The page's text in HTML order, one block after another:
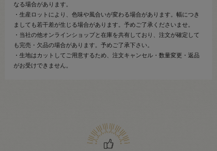
なる場合があります。
・生産ロットにより、色味や風合いが変わる場合があります。幅につき
ましても若干差が生じる場合があります。予めご了承くださいませ。
・当社の他オンラインショップと在庫を共有しており、注文が確定して
も完売・欠品の場合があります。予めご了承下さい。
・生地はカットしてご用意するため、注文キャンセル・数量変更・返品
がお受けできません。